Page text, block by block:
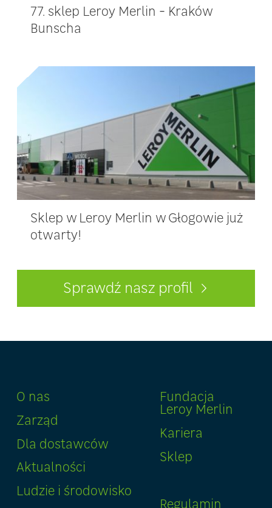
Sprawdź nasz profil
77. sklep Leroy Merlin - Kraków
Bunscha
Sklep w Leroy Merlin w Głogowie już
otwarty!
O nas
Zarząd
Dla dostawców
Aktualności
Ludzie i środowisko
Fundacja
Leroy Merlin
Kariera
Sklep
Regulamin